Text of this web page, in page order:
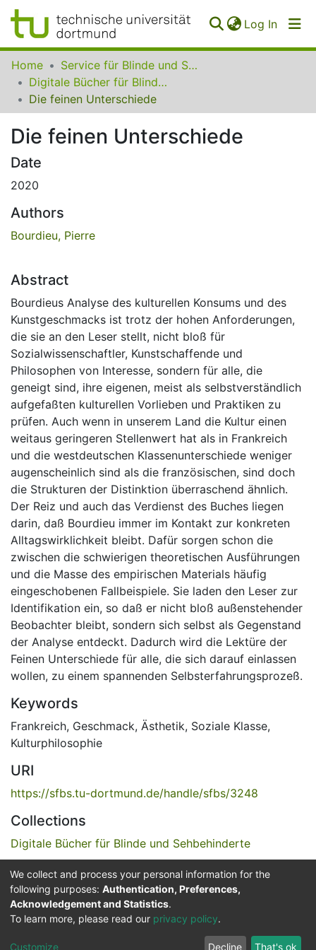
Log In
Communities
Collections
FAQ
Home
Service für Blinde und Sehbehinderte der UB Dortmund
Digitale Bücher für Blinde und Sehbehinderte
Die feinen Unterschiede
Die feinen Unterschiede
Date
2020
Authors
Bourdieu, Pierre
Abstract
Bourdieus Analyse des kulturellen Konsums und des
Kunstgeschmacks ist trotz der hohen Anforderungen,
die sie an den Leser stellt, nicht bloß für
Sozialwissenschaftler, Kunstschaffende und
Philosophen von Interesse, sondern für alle, die
geneigt sind, ihre eigenen, meist als selbstverständlich
aufgefaßten kulturellen Vorlieben und Praktiken zu
prüfen. Auch wenn in unserem Land die Kultur einen
weitaus geringeren Stellenwert hat als in Frankreich
und die westdeutschen Klassenunterschiede weniger
augenscheinlich sind als die französischen, sind doch
die Strukturen der Distinktion überraschend ähnlich.
Der Reiz und auch das Verdienst des Buches liegen
darin, daß Bourdieu immer im Kontakt zur konkreten
Alltagswirklichkeit bleibt. Dafür sorgen schon die
zwischen die schwierigen theoretischen Ausführungen
und die Masse des empirischen Materials häufig
eingeschobenen Fallbeispiele. Sie laden den Leser zur
Identifikation ein, so daß er nicht bloß außenstehender
Beobachter bleibt, sondern sich selbst als Gegenstand
der Analyse entdeckt. Dadurch wird die Lektüre der
Feinen Unterschiede für alle, die sich darauf einlassen
wollen, zu einem spannenden Selbsterfahrungsprozeß.
Keywords
Frankreich, Geschmack, Ästhetik, Soziale Klasse,
Kulturphilosophie
URI
https://sfbs.tu-dortmund.de/handle/sfbs/3248
Collections
Digitale Bücher für Blinde und Sehbehinderte
Full item page
Service for the Blind and Visually Impaired
ITMC
Cookie
Privacy
policy
Feedback
We collect and process your personal information for the
following purposes: Authentication, Preferences,
Acknowledgement and Statistics.
To learn more, please read our privacy policy.
Customize Decline That's ok